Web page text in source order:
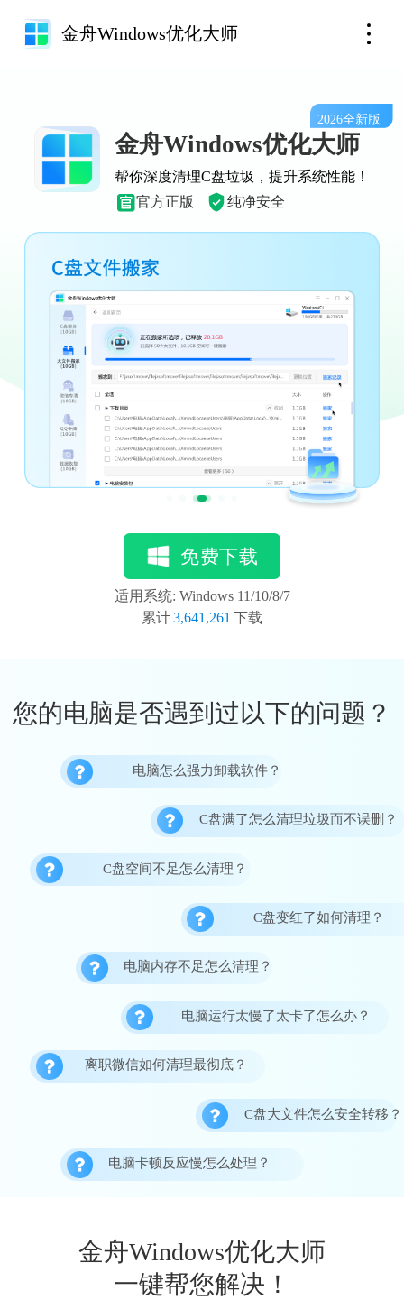
金舟Windows优化大师
金舟Windows优化大师
2026全新版
帮你深度清理C盘垃圾，提升系统性能！
官方正版
纯净安全
免费下载
适用系统: Windows 11/10/8/7
累计3,641,261 下载
您的电脑是否遇到过以下的问题？
电脑怎么强力卸载软件？
C盘满了怎么清理垃圾而不误删？
C盘空间不足怎么清理？
C盘变红了如何清理？
电脑内存不足怎么清理？
电脑运行太慢了太卡了怎么办？
离职微信如何清理最彻底？
C盘大文件怎么安全转移？
电脑卡顿反应慢怎么处理？
金舟Windows优化大师
一键帮您解决！